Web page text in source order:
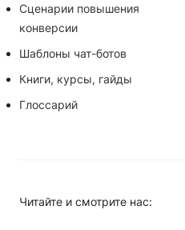
Сценарии повышения
конверсии
Шаблоны чат-ботов
Книги, курсы, гайды
Глоссарий
Читайте и смотрите нас: